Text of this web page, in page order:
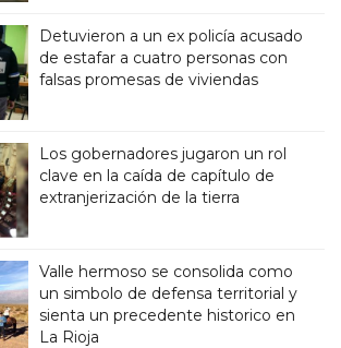
Detuvieron a un ex policía acusado
de estafar a cuatro personas con
falsas promesas de viviendas
Los gobernadores jugaron un rol
clave en la caída de capítulo de
extranjerización de la tierra
Valle hermoso se consolida como
un simbolo de defensa territorial y
sienta un precedente historico en
La Rioja